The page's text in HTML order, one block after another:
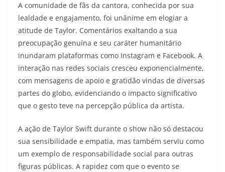
A comunidade de fãs da cantora, conhecida por sua
lealdade e engajamento, foi unânime em elogiar a
atitude de Taylor. Comentários exaltando a sua
preocupação genuína e seu caráter humanitário
inundaram plataformas como Instagram e Facebook. A
interação nas redes sociais cresceu exponencialmente,
com mensagens de apoio e gratidão vindas de diversas
partes do globo, evidenciando o impacto significativo
que o gesto teve na percepção pública da artista.
A ação de Taylor Swift durante o show não só destacou
sua sensibilidade e empatia, mas também serviu como
um exemplo de responsabilidade social para outras
figuras públicas. A rapidez com que o evento se